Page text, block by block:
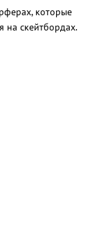
которые
на скейтбордах.